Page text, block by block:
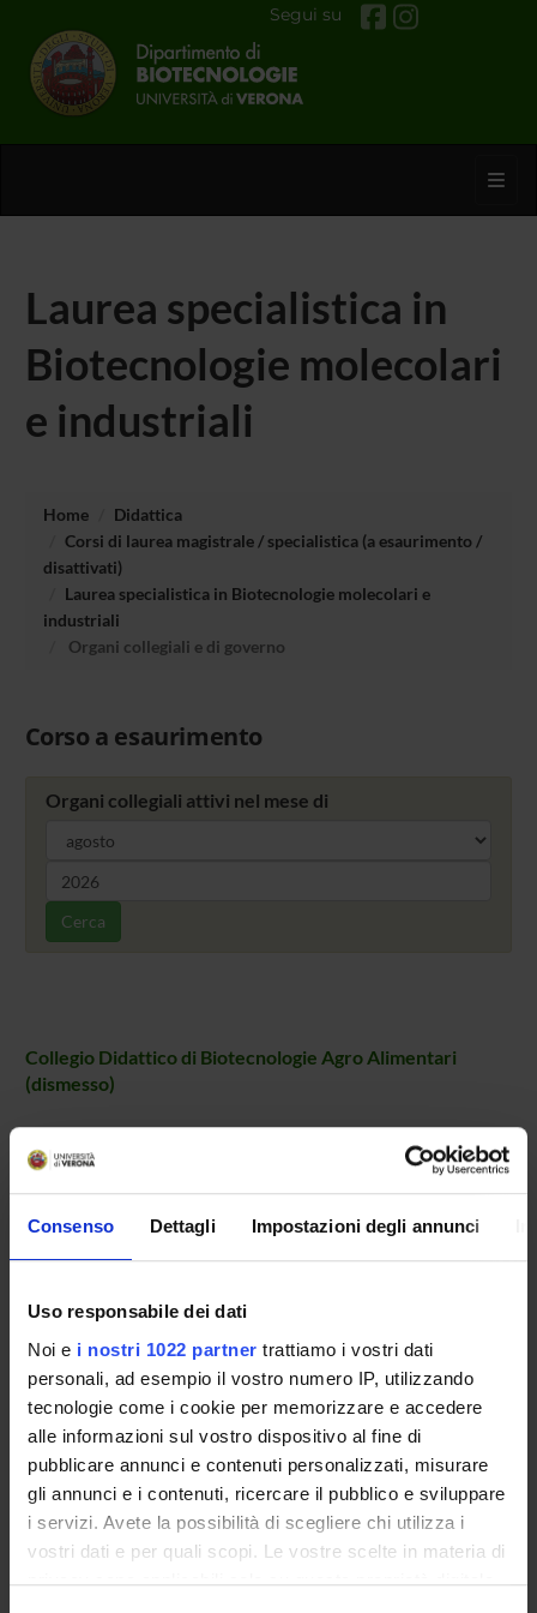
Consenso Dettagli Impostazioni degli annunci
Uso responsabile dei dati
Noi e i nostri 1022 partner trattiamo i vostri dati
personali, ad esempio il vostro numero IP, utilizzando
tecnologie come i cookie per memorizzare e accedere
alle informazioni sul vostro dispositivo al fine di
pubblicare annunci e contenuti personalizzati, misurare
gli annunci e i contenuti, ricercare il pubblico e sviluppare
i servizi. Avete la possibilità di scegliere chi utilizza i
vostri dati e per quali scopi. Le vostre scelte in materia di
privacy sono applicabili solo su questa proprietà digitale
Segui su
Laurea specialistica in
Biotecnologie molecolari
e industriali
Home
Didattica
Corsi di laurea magistrale / specialistica (a esaurimento /
disattivati)
Laurea specialistica in Biotecnologie molecolari e
industriali
Organi collegiali e di governo
Corso a esaurimento
Organi collegiali attivi nel mese di
Cerca
Collegio Didattico di Biotecnologie Agro Alimentari
(dismesso)
Come iscriversi
Calendario didattico
Orario lezioni
Piani didattici
Calendario esami
Bacheca avvisi
Proposte tesi e stage
Organi collegiali e di governo
Docenti